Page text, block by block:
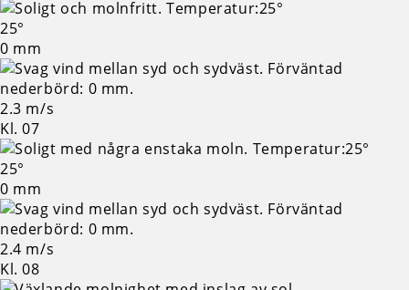
25°
0 mm
2.3 m/s
Kl. 07
25°
0 mm
2.4 m/s
Kl. 08